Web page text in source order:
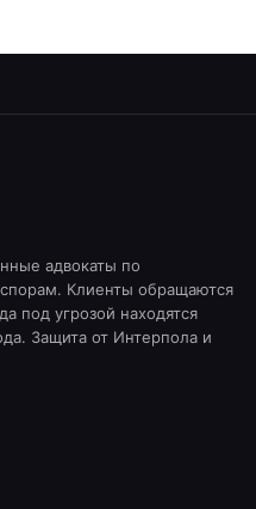
адвокаты по
Клиенты обращаются
под угрозой находятся
Защита от Интерпола и